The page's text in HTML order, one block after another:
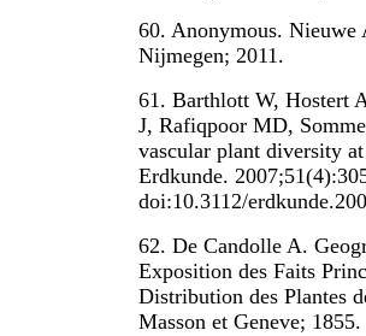
60. Anonymous. Nieuwe
Nijmegen; 2011.
61. Barthlott W, Hostert
J, Rafiqpoor MD,
vascular plant diversity
Erdkunde.
doi:10.3112/
62. De Candolle A.
Exposition des Faits
Distribution des Plantes
Masson et Geneve;